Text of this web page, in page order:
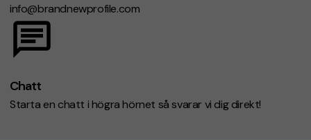
info@brandnewprofile.com
Chatt
Starta en chatt i högra hörnet så svarar vi dig direkt!